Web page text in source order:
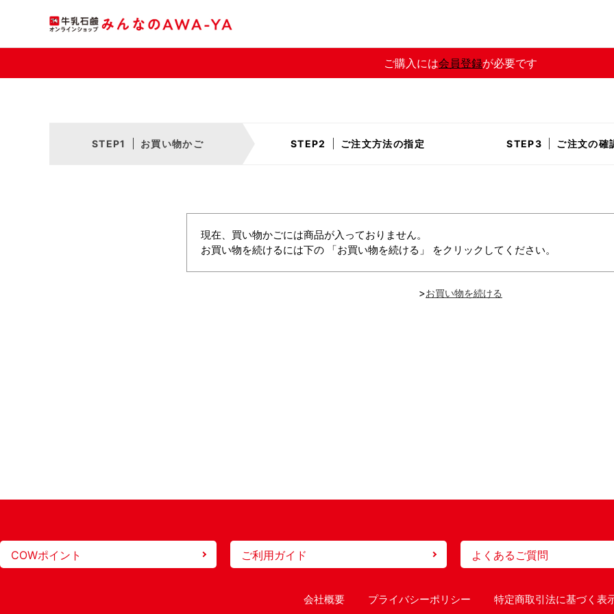
ご購入には会員登録が必要です
お買い物かご ご注文方法の指定 ご注文の確
現在、買い物かごには商品が入っておりません。
お買い物を続けるには下の 「お買い物を続ける」 をクリックしてください。
>
COWポイント ご利用ガイド よくあるご質問
会社概要 プライバシーポリシー 特定商取引法に基づく表